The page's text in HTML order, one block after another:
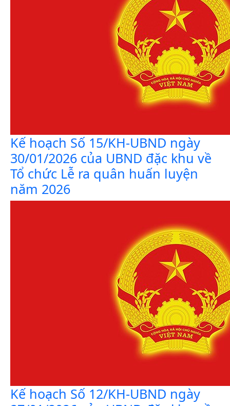
Kế hoạch Số 15/KH-UBND ngày
30/01/2026 của UBND đặc khu về
Tổ chức Lễ ra quân huấn luyện
năm 2026
Kế hoạch Số 12/KH-UBND ngày